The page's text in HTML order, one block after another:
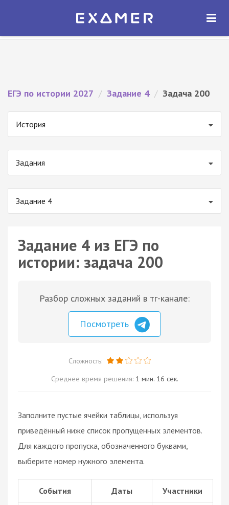
Экзамер — ЕГЭ 2027
ОТКРЫТЬ
ЕГЭ по истории 2027 / Задание 4 / Задача 200
История
Задания
Задание 4
Задание 4 из ЕГЭ по
истории: задача 200
Разбор сложных заданий в тг-канале:
Посмотреть
Сложность:
Среднее время решения: 1 мин. 16 сек.
Заполните пустые ячейки таблицы, используя
приведённый ниже список пропущенных элементов.
Для каждого пропуска, обозначенного буквами,
выберите номер нужного элемента.
События Даты Участники